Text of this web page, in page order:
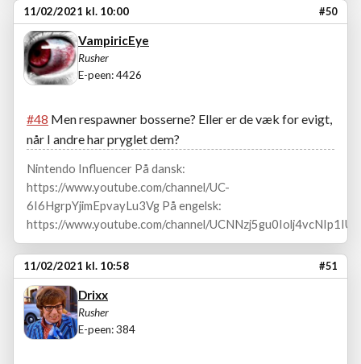
11/02/2021 kl. 10:00 #50
VampiricEye
Rusher
E-peen: 4426
#48 Men respawner bosserne? Eller er de væk for evigt,
når I andre har pryglet dem?
Nintendo Influencer På dansk:
https://www.youtube.com/channel/UC-
6I6HgrpYjimEpvayLu3Vg På engelsk:
https://www.youtube.com/channel/UCNNzj5gu0Iolj4vcNIp1IUA
11/02/2021 kl. 10:58 #51
Drixx
Rusher
E-peen: 384